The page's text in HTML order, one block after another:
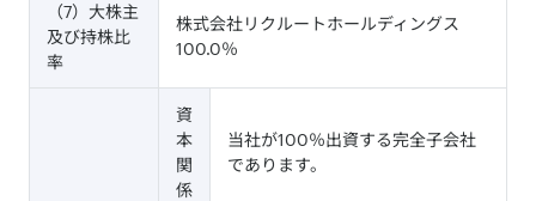
（7）大株主
及び持株比
率
株式会社リクルートホールディングス
100.0％
資
本
関
係
当社が100％出資する完全子会社
であります。